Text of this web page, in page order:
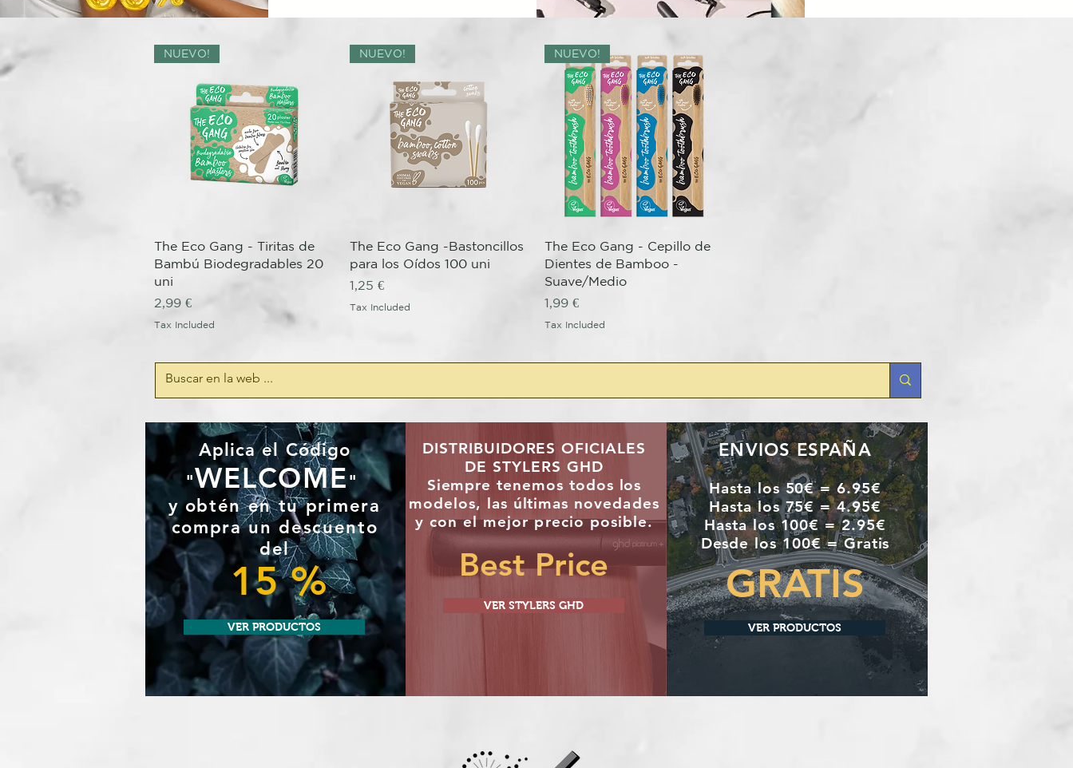
Quick View
NUEVO!
The Eco Gang - Tiritas de
Bambú Biodegradables 20
uni
Price
2,99 €
Tax Included
Quick View
NUEVO!
The Eco Gang -Bastoncillos
para los Oídos 100 uni
Price
1,25 €
Tax Included
Quick View
NUEVO!
The Eco Gang - Cepillo de
Dientes de Bamboo -
Suave/Medio
Price
1,99 €
Tax Included
Aplica el Código
"WELCOME"
yobtén en tu primera
compra undescuento
del
15 %
VER PRODUCTOS
DISTRIBUIDORES OFICIALES
DE STYLERS GHD
Siempre tenemos todos los
modelos, las últimas novedades
y con el mejor precio posible.
Best Price
VER STYLERS GHD
ENVIOS ESPAÑA
Hasta los 50€ = 6.95€
Hasta los 75€ = 4.95€
Hasta los 100€ = 2.95€
Desde los 100€ = Gratis
GRATIS
VER PRODUCTOS